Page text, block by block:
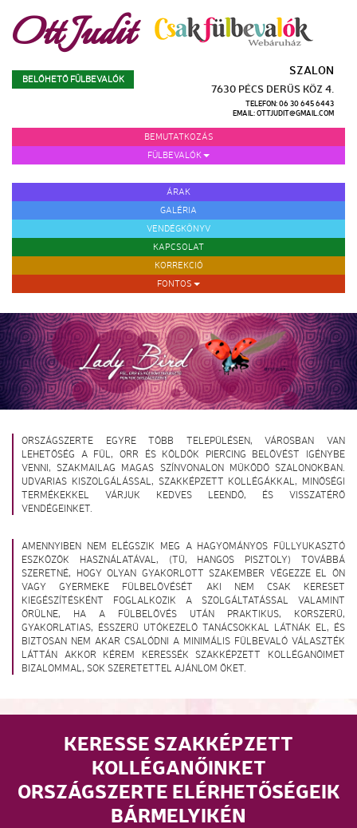
Ott Judit
BELŐHETŐ FÜLBEVALÓK
SZALON
7630 PÉCS DERŰS KÖZ 4.
TELEFON: 06 30 645 6443
EMAIL: OTTJUDIT@GMAIL.COM
BEMUTATKOZÁS
FÜLBEVALÓK
ÁRAK
GALÉRIA
VENDÉGKÖNYV
KAPCSOLAT
KORREKCIÓ
FONTOS
ORSZÁGSZERTE EGYRE TÖBB TELEPÜLÉSEN, VÁROSBAN VAN
LEHETŐSÉG A FÜL, ORR ÉS KÖLDÖK PIERCING BELÖVÉST IGÉNYBE
VENNI, SZAKMAILAG MAGAS SZÍNVONALON MŰKÖDŐ SZALONOKBAN.
UDVARIAS KISZOLGÁLÁSSAL, SZAKKÉPZETT KOLLÉGÁKKAL, MINŐSÉGI
TERMÉKEKKEL VÁRJUK KEDVES LEENDŐ, ÉS VISSZATÉRŐ
VENDÉGEINKET.
AMENNYIBEN NEM ELÉGSZIK MEG A HAGYOMÁNYOS FÜLLYUKASZTÓ
ESZKÖZÖK HASZNÁLATÁVAL, (TŰ, HANGOS PISZTOLY) TOVÁBBÁ
SZERETNÉ, HOGY OLYAN GYAKORLOTT SZAKEMBER VÉGEZZE EL ÖN
VAGY GYERMEKE FÜLBELÖVÉSÉT AKI NEM CSAK KERESET
KIEGÉSZÍTÉSKÉNT FOGLALKOZIK A SZOLGÁLTATÁSSAL VALAMINT
ÖRÜLNE, HA A FÜLBELÖVÉS UTÁN PRAKTIKUS, KORSZERŰ,
GYAKORLATIAS, ÉSSZERŰ UTÓKEZELŐ TANÁCSOKKAL LÁTNÁK EL, ÉS
BIZTOSAN NEM AKAR CSALÓDNI A MINIMÁLIS FÜLBEVALÓ VÁLASZTÉK
LÁTTÁN AKKOR KÉREM KERESSÉK SZAKKÉPZETT KOLLÉGANŐIMET
BIZALOMMAL, SOK SZERETETTEL AJÁNLOM ŐKET.
KERESSE SZAKKÉPZETT
KOLLÉGANŐINKET
ORSZÁGSZERTE ELÉRHETŐSÉGEIK
BÁRMELYIKÉN